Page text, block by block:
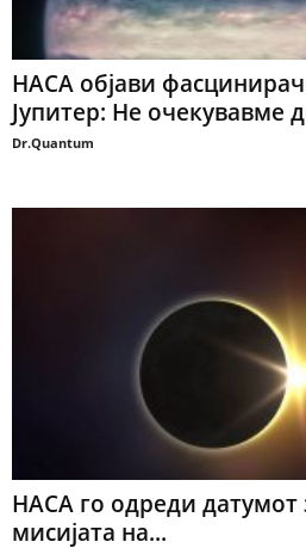
НАСА објави
Јупитер: Не очекувавме
Dr.Quantum
НАСА го одреди датумот
мисијата на...